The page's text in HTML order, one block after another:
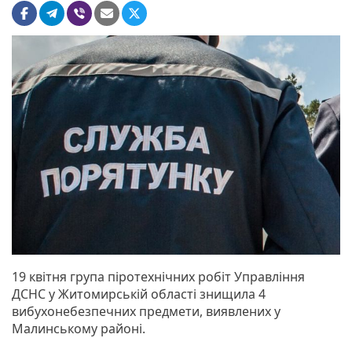
19 квітня група піротехнічних робіт Управління
ДСНС у Житомирській області знищила 4
вибухонебезпечних предмети, виявлених у
Малинському районі.